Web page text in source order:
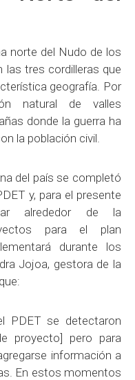
norte del Nudo de los
las tres cordilleras que
geografía. Por
natural de valles
donde la guerra ha
la población civil.
del país se completó
y, para el presente
alrededor de la
para el plan
durante los
Jojoa, gestora de la
PDET se detectaron
proyecto] pero para
información a
En estos momentos